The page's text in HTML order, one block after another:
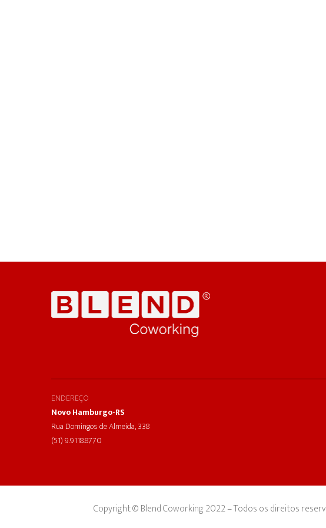
ENDEREÇO
Novo Hamburgo-RS
Rua Domingos de Almeida, 338
(51) 9.9118.8770
Copyright © Blend Coworking 2022 – Todos os direitos